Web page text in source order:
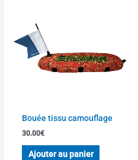
Bouée tissu camouflage
30.00€
Ajouter au panier